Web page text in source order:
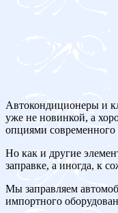
Автокондиционеры и
уже не новинкой, а
опциями современного
Но как и другие
заправке, а иногда, к
Мы заправляем
импортного